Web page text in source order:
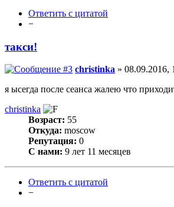
Ответить с цитатой
−
такси!
christinka » 08.09.2016,
я ысегда после сеанса жалею что
christinka
Возраст: 55
Откуда: moscow
Репутация: 0
С нами: 9 лет 11 месяцев
Ответить с цитатой
−